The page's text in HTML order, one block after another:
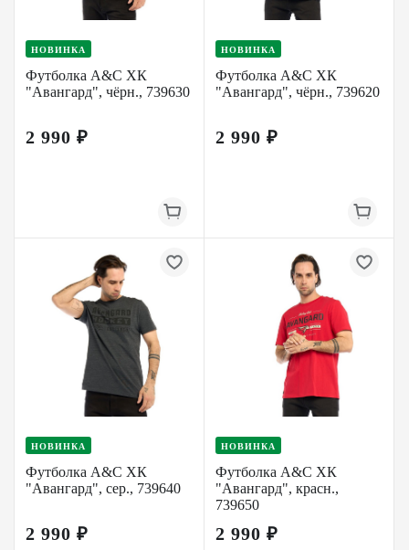
НОВИНКА
Футболка A&C ХК
"Авангард", чёрн., 739630
2 990 ₽
НОВИНКА
Футболка A&C ХК
"Авангард", чёрн., 739620
2 990 ₽
НОВИНКА
Футболка A&C ХК
"Авангард", сер., 739640
2 990 ₽
НОВИНКА
Футболка A&C ХК
"Авангард", красн.,
739650
2 990 ₽